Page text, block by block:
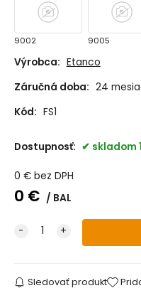
9002 9005
9011
Výrobca: Etanco
Záručná doba: 24
Kód: FS1
Dostupnosť: skladom
0 € bez DPH
0 € BAL
Sledovať produkt